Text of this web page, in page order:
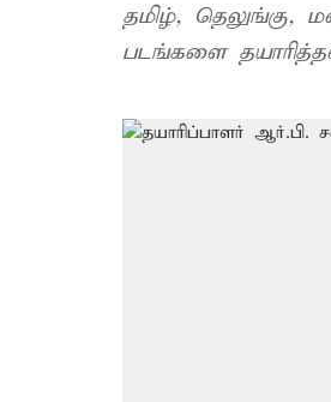
தமிழ், தெலுங்கு,
படங்களை